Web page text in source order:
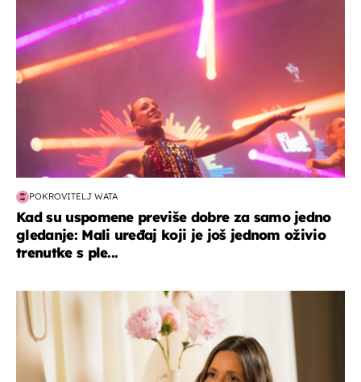
POKROVITELJ WATA
Kad su uspomene previše dobre za samo jedno
gledanje: Mali uređaj koji je još jednom oživio
trenutke s ple...
moda & ljepota